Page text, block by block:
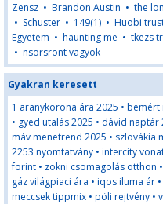
Zensz • Brandon Austin • the
• Schuster • 149(1) • Huobi
Egyetem • haunting me • tkezs
• nsorsront vagyok
Gyakran keresett
1 aranykorona ára 2025 • bemért
• gyed utalás 2025 • dávid naptár
máv menetrend 2025 • szlovákia
2253 nyomtatvány • intercity
forint • zokni csomagolás otthon •
gáz világpiaci ára • iqos iluma ár •
meccsek tippmix • pöli rejtvény •